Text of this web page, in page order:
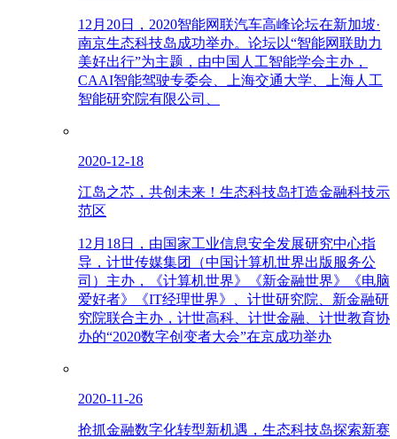
12月20日，2020智能网联汽车高峰论坛在新加坡·
南京生态科技岛成功举办。论坛以“智能网联助力
美好出行”为主题，由中国人工智能学会主办，
CAAI智能驾驶专委会、上海交通大学、上海人工
智能研究院有限公司、
2020-12-18
江岛之芯，共创未来！生态科技岛打造金融科技示
范区
12月18日，由国家工业信息安全发展研究中心指
导，计世传媒集团（中国计算机世界出版服务公
司）主办，《计算机世界》《新金融世界》《电脑
爱好者》《IT经理世界》、计世研究院、新金融研
究院联合主办，计世高科、计世金融、计世教育协
办的“2020数字创变者大会”在京成功举办
2020-11-26
抢抓金融数字化转型新机遇，生态科技岛探索新赛